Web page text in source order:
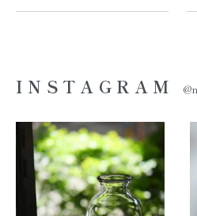
INSTAGRAM